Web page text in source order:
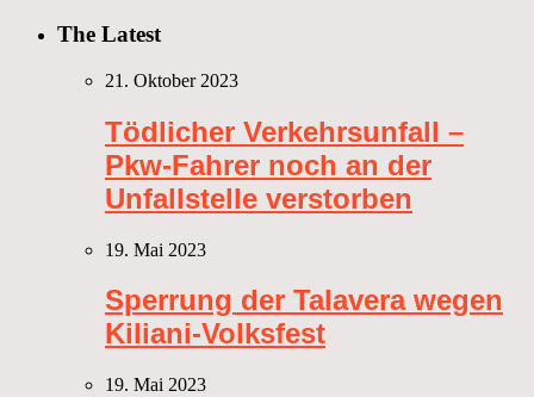
The Latest
21. Oktober 2023
Tödlicher Verkehrsunfall –
Pkw-Fahrer noch an der
Unfallstelle verstorben
19. Mai 2023
Sperrung der Talavera wegen
Kiliani-Volksfest
19. Mai 2023